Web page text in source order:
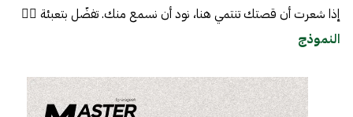
إذا شعرت أن قصتك تنتمي هنا، نود أن نسمع منك. تفضّل بتعبئة 👈🏼
النموذج